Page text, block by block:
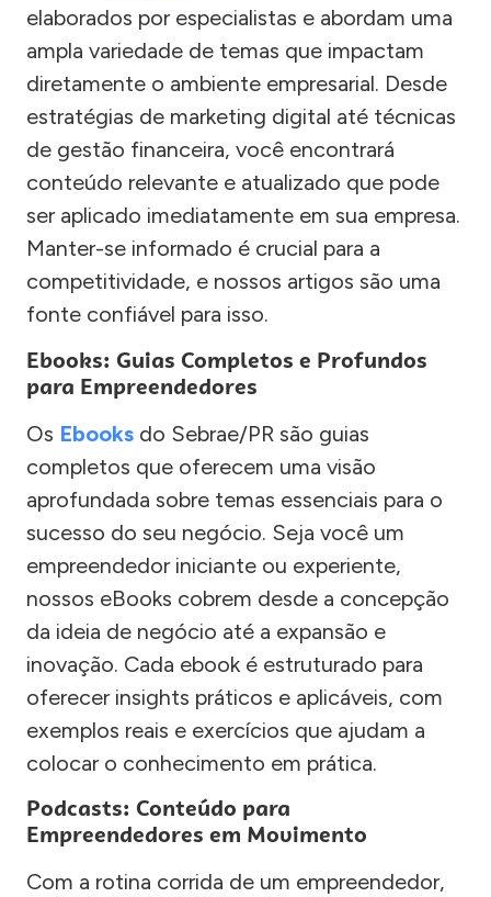
elaborados por especialistas e abordam uma
ampla variedade de temas que impactam
diretamente o ambiente empresarial. Desde
estratégias de marketing digital até técnicas
de gestão financeira, você encontrará
conteúdo relevante e atualizado que pode
ser aplicado imediatamente em sua empresa.
Manter-se informado é crucial para a
competitividade, e nossos artigos são uma
fonte confiável para isso.
Ebooks: Guias Completos e Profundos
para Empreendedores
Os Ebooks do Sebrae/PR são guias
completos que oferecem uma visão
aprofundada sobre temas essenciais para o
sucesso do seu negócio. Seja você um
empreendedor iniciante ou experiente,
nossos eBooks cobrem desde a concepção
da ideia de negócio até a expansão e
inovação. Cada ebook é estruturado para
oferecer insights práticos e aplicáveis, com
exemplos reais e exercícios que ajudam a
colocar o conhecimento em prática.
Podcasts: Conteúdo para
Empreendedores em Movimento
Com a rotina corrida de um empreendedor,